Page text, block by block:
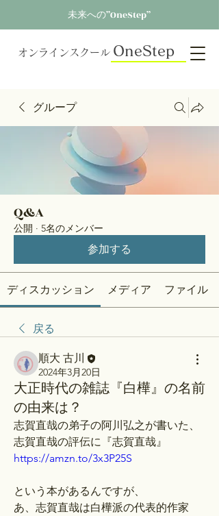
未来への”OneStep”
オンラインスクール OneStep
グループ
Q&A
公開 · 5名のメンバー
参加する
ディスカッション メディア ファイル
戻る
順大 古川
2024年3月20日
大正時代の雑誌『白樺』の名前
の由来は？
志賀直哉の弟子の阿川弘之が書いた、
志賀直哉の評伝に『志賀直哉』
https://amzn.to/3x3P25S
という本があるんですが、
あ、志賀直哉は白樺派の代表的作家